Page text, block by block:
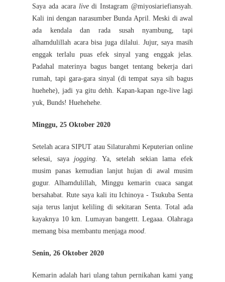
Saya ada acara livedi Instagram @miyosiariefiansyah.
Kali ini dengan narasumber Bunda April. Meski di awal
ada kendala dan rada susah nyambung, tapi
alhamdulillah acara bisa juga dilalui. Jujur, saya masih
enggak terlalu puas efek sinyal yang enggak jelas.
Padahal materinya bagus banget tentang bekerja dari
rumah, tapi gara-gara sinyal (di tempat saya sih bagus
huehehe), jadi ya gitu dehh. Kapan-kapan nge-live lagi
yuk, Bunds! Huehehehe.
Minggu, 25 Oktober 2020
Setelah acara SIPUT atau Silaturahmi Keputerian online
selesai, saya jogging . Ya, setelah sekian lama efek
musim panas kemudian lanjut hujan di awal musim
gugur. Alhamdulillah, Minggu kemarin cuaca sangat
bersahabat. Rute saya kali itu Ichinoya - Tsukuba Senta
saja terus lanjut keliling di sekitaran Senta. Total ada
kayaknya 10 km. Lumayan bangettt. Legaaa. Olahraga
memang bisa membantu menjaga mood
Senin, 26 Oktober 2020
Kemarin adalah hari ulang tahun pernikahan kami yang